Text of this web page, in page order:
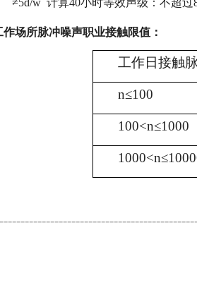
≠5d/w 计算40小时等效声级：不超过
作场所脉冲噪声职业接触限值：
工作日接触
n≤100
100<n≤1000